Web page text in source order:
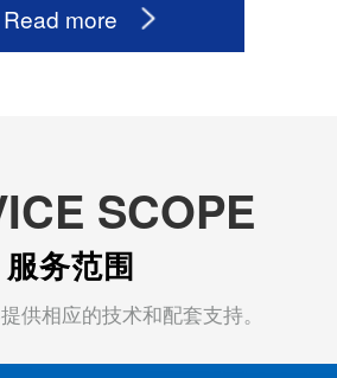
Read more
SCOPE
服务范围
供相应的技术和配套支持。